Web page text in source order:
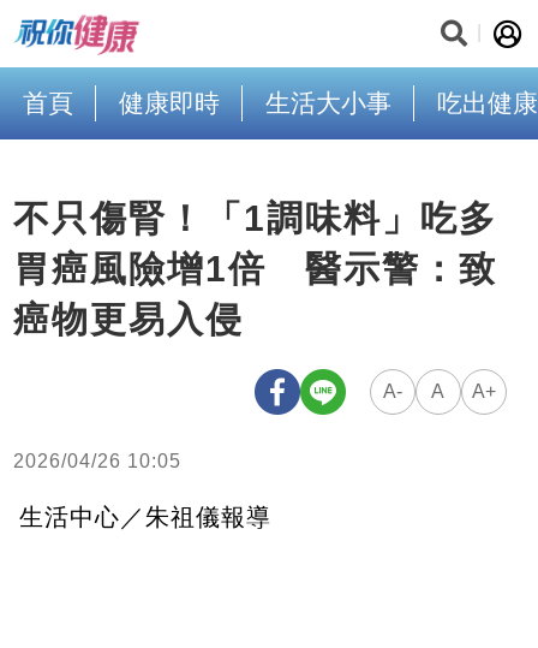
首頁 健康即時 生活大小事 吃出健康
不只傷腎！「1調味料」吃多
胃癌風險增1倍 醫示警：致
癌物更易入侵
A- A A+
2026/04/26 10:05
生活中心／朱祖儀報導